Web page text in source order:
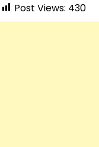
Post Views: 430